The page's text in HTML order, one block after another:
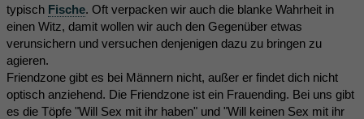
typisch Fische. Oft verpacken wir auch die blanke Wahrheit in
einen Witz, damit wollen wir auch den Gegenüber etwas
verunsichern und versuchen denjenigen dazu zu bringen zu
agieren.
Friendzone gibt es bei Männern nicht, außer er findet dich nicht
optisch anziehend. Die Friendzone ist ein Frauending. Bei uns gibt
es die Töpfe "Will Sex mit ihr haben" und "Will keinen Sex mit ihr